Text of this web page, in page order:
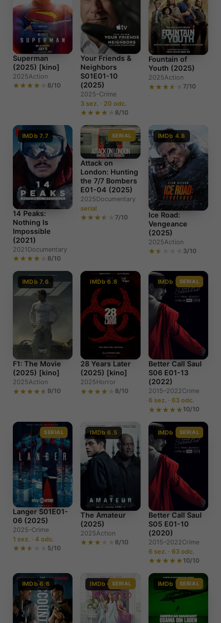
Superman
(2025) [kino]
2025Action
8/10
Your Friends &
Neighbors
S01E01-10
(2025)
2025–Crime
3 sez. · 20 odc.
8/10
Fountain of
Youth (2025)
2025Action
7/10
IMDb 7.7
14 Peaks:
Nothing Is
Impossible
(2021)
2021 Documentary
8/10
SERIAL
Attack on
London: Hunting
the 7/7 Bombers
E01-04 (2025)
2025Documentary
serial
7/10
IMDb 4.8
Ice Road:
Vengeance
(2025)
2025Action
3/10
IMDb 7.6
F1: The Movie
(2025) [kino]
2025Action
9/10
IMDb 6.6
28 Years Later
(2025) [kino]
2025Horror
8/10
IMDb 9.0SERIAL
Better Call Saul
S06 E01-13
(2022)
2015–2022Crime
6 sez. · 63 odc.
10/10
SERIAL
Langer S01E01-
06 (2025)
2025–Crime
1 sez. · 4 odc.
5/10
IMDb 6.5
The Amateur
(2025)
2025Action
6/10
IMDb 9.0SERIAL
Better Call Saul
S05 E01-10
(2020)
2015–2022Crime
6 sez. · 63 odc.
10/10
IMDb 6.6 IMDb 6.7SERIAL IMDb 7.7SERIAL